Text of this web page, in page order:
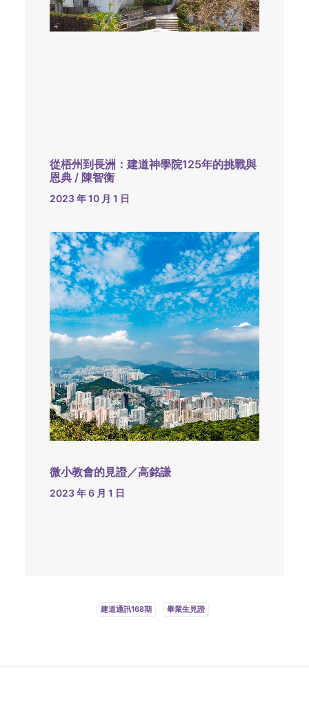
從梧州到長洲：建道神學院125年的挑戰與
恩典 / 陳智衡
2023 年 10 月 1 日
微小教會的見證／高銘謙
2023 年 6 月 1 日
建道通訊168期 畢業生見證